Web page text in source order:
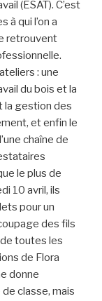
(ESAT). C’est
à qui l’on a
retrouvent
: une
du bois et la
la gestion des
et enfin le
chaîne de
le plus de
10 avril, ils
pour un
des fils
de toutes les
de Flora
donne
de classe, mais